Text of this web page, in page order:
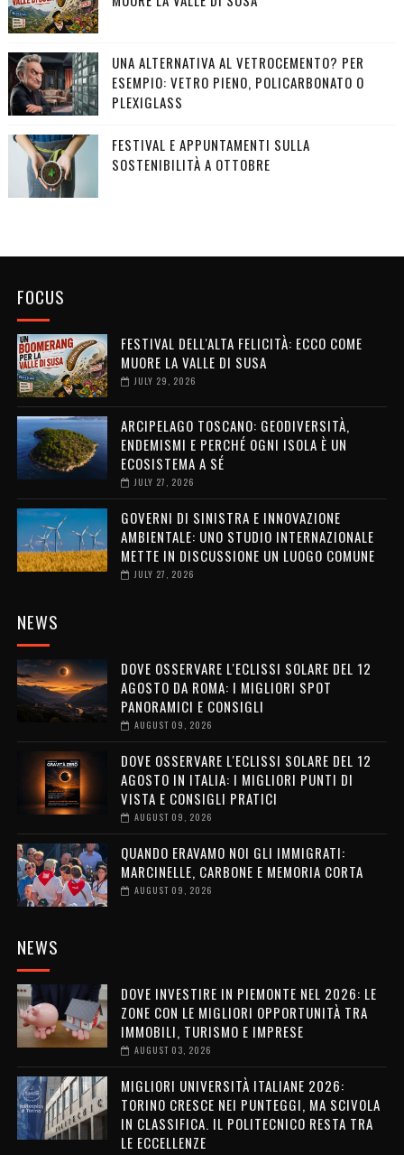
UNA ALTERNATIVA AL VETROCEMENTO? PER
ESEMPIO: VETRO PIENO, POLICARBONATO O
PLEXIGLASS
FESTIVAL E APPUNTAMENTI SULLA
SOSTENIBILITÀ A OTTOBRE
FOCUS
FESTIVAL DELL'ALTA FELICITÀ: ECCO COME
MUORE LA VALLE DI SUSA
JULY 29, 2026
ARCIPELAGO TOSCANO: GEODIVERSITÀ,
ENDEMISMI E PERCHÉ OGNI ISOLA È UN
ECOSISTEMA A SÉ
JULY 27, 2026
GOVERNI DI SINISTRA E INNOVAZIONE
AMBIENTALE: UNO STUDIO INTERNAZIONALE
METTE IN DISCUSSIONE UN LUOGO COMUNE
JULY 27, 2026
NEWS
DOVE OSSERVARE L'ECLISSI SOLARE DEL 12
AGOSTO DA ROMA: I MIGLIORI SPOT
PANORAMICI E CONSIGLI
AUGUST 09, 2026
DOVE OSSERVARE L'ECLISSI SOLARE DEL 12
AGOSTO IN ITALIA: I MIGLIORI PUNTI DI
VISTA E CONSIGLI PRATICI
AUGUST 09, 2026
QUANDO ERAVAMO NOI GLI IMMIGRATI:
MARCINELLE, CARBONE E MEMORIA CORTA
AUGUST 09, 2026
NEWS
DOVE INVESTIRE IN PIEMONTE NEL 2026: LE
ZONE CON LE MIGLIORI OPPORTUNITÀ TRA
IMMOBILI, TURISMO E IMPRESE
AUGUST 03, 2026
MIGLIORI UNIVERSITÀ ITALIANE 2026:
TORINO CRESCE NEI PUNTEGGI, MA SCIVOLA
IN CLASSIFICA. IL POLITECNICO RESTA TRA
LE ECCELLENZE